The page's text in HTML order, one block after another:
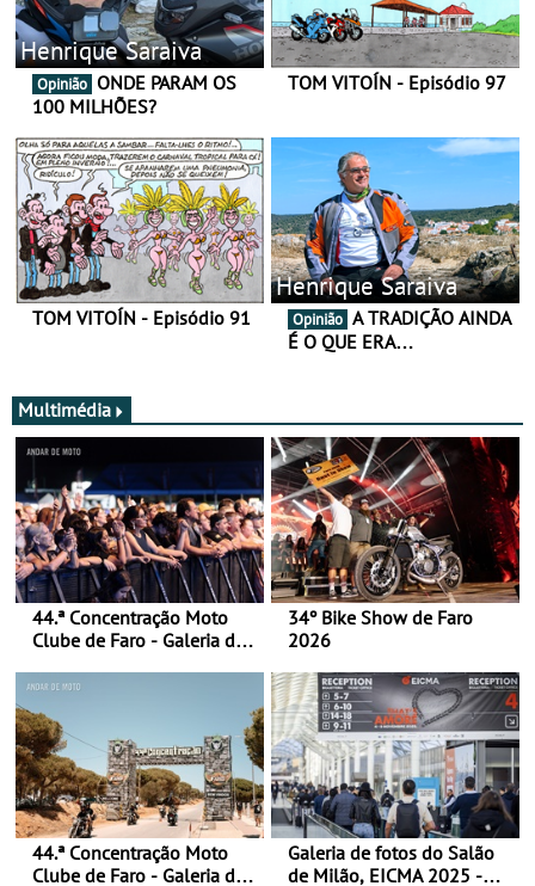
Henrique Saraiva
Opinião
100 MILHÕES?
TOM VITOÍN - Episódio 97
TOM VITOÍN - Episódio 91
Henrique Saraiva
Opinião
É O QUE ERA…
Multimédia
44.ª Concentração Moto
Clube de Faro - Galeria de
34º Bike Show de Faro
2026
44.ª Concentração Moto
Clube de Faro - Galeria de
Galeria de fotos do Salão
de Milão, EICMA 2025 -